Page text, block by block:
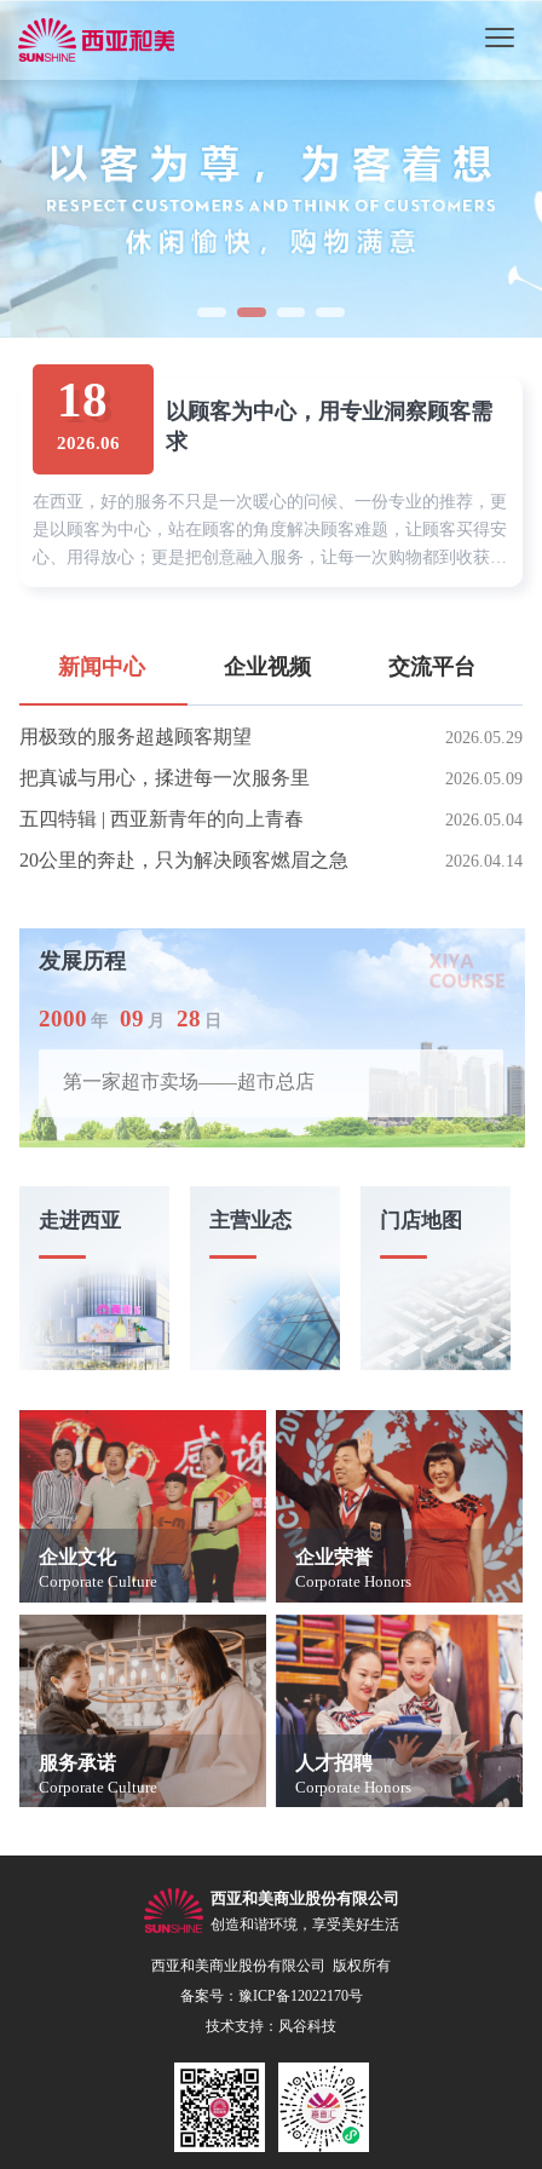
18
2026.06
以顾客为中心，用专业洞察顾客需
求
在西亚，好的服务不只是一次暖心的问候、一份专业的推荐，更
是以顾客为中心，站在顾客的角度解决顾客难题，让顾客买得安
心、用得放心；更是把创意融入服务，让每一次购物都到收获意
新闻中心 企业视频 交流平台
用极致的服务超越顾客期望 2026.05.29
把真诚与用心，揉进每一次服务里 2026.05.09
五四特辑 | 西亚新青年的向上青春 2026.05.04
20公里的奔赴，只为解决顾客燃眉之急 2026.04.14
发展历程
0
2
3
5
6
9
0
2
3
5
6
7
8
9
0
1
2
4
7
8
0
1
3
4
5
6
7
8
9
0
1
2
4
7
8
9
0
1
3
4
5
6
7
8
9
0
1
2
4
7
8
9
0
1
3
4
5
6
7
8
9
年
0
1
2
4
7
9
0
1
3
4
5
6
7
8
9
0
1
2
4
6
9
0
1
2
3
8
9
月
0
1
2
3
4
6
5
6
7
8
9
0
1
2
3
5
8
9
0
2
日
西亚超市点美广场店开业
西亚妇女儿童用品商店
西亚妇女儿童用品商店
第一家超市卖场——超市总店
西亚美好生活连锁店——铁路店诞生
西亚美好生活连锁店——报晓新村店开业
连锁店范围辐射到县域
西亚美好生活连锁店——龙潭店开业
第一家远程店——固始购物广场
西亚丽宝广场光山店
西亚美好生活连锁店——八一路店开业
超市总店重新装修
西亚美好生活连锁店——河南路店开业
第一家跨区域的远程连锁店——西亚德裕超市
和美超市隆重开业
西亚和美广场隆重开业
固始购物广场升级改造开业
西亚配送中心
西亚美好生活连锁店——瑞丰店开业
开设第五家远程连锁店——西亚超市潢川店
超市总店由二层扩至五层
固始广场"俏巴街"盛装开业
西亚超市总店更名为西亚生活广场
西亚德裕超市全面升级调整
走进西亚 主营业态 门店地图
企业文化
Corporate Culture
企业荣誉
Corporate Honors
服务承诺
Corporate Culture
人才招聘
Corporate Honors
西亚和美商业股份有限公司
创造和谐环境，享受美好生活
西亚和美商业股份有限公司 版权所有
备案号：豫ICP备12022170号
技术支持： 风谷科技